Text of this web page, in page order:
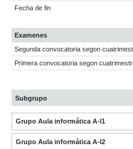
Fecha de fin
Examenes
Segunda convocatoria segon
Primera convocatoria segon
Subgrupo
Grupo Aula informática A-I1
Grupo Aula informática A-I2